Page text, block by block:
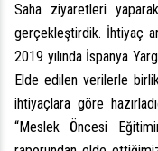
Saha ziyaretleri
gerçekleştirdik. İhtiyaç
2019 yılında İspanya
Elde edilen verilerle
ihtiyaçlara göre
“Meslek Öncesi